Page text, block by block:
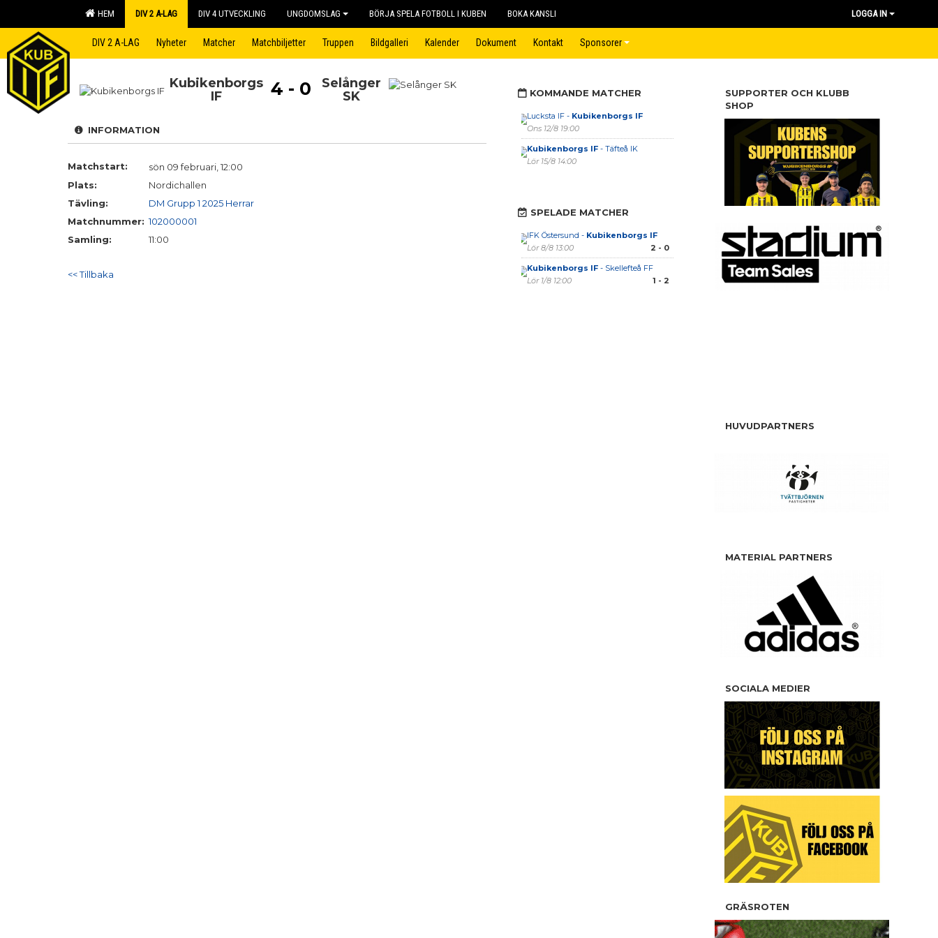
HEM DIV 2 A-LAG DIV 4 UTVECKLING UNGDOMSLAG BÖRJA SPELA FOTBOLL I KUBEN BOKA KANSLI LOGGA IN
DIV 2 A-LAG Nyheter Matcher Matchbiljetter Truppen Bildgalleri Kalender Dokument Kontakt Sponsorer
Kubikenborgs
IF
4 - 0
Selånger
SK
INFORMATION
Matchstart:
sön 09 februari, 12:00
Plats:
Nordichallen
Tävling:
DM Grupp 1 2025 Herrar
Matchnummer: 102000001
Samling:
11:00
<< Tillbaka
KOMMANDE MATCHER
Lucksta IF - Kubikenborgs IF
Ons 12/8 19:00
Kubikenborgs IF- Täfteå IK
Lör 15/8 14:00
SPELADE MATCHER
IFK Östersund - Kubikenborgs IF
Lör 8/8 13:00
2 - 0
Kubikenborgs IF- Skellefteå FF
Lör 1/8 12:00
1 - 2
SUPPORTER OCH KLUBB
SHOP
HUVUDPARTNERS
MATERIAL PARTNERS
SOCIALA MEDIER
GRÄSROTEN